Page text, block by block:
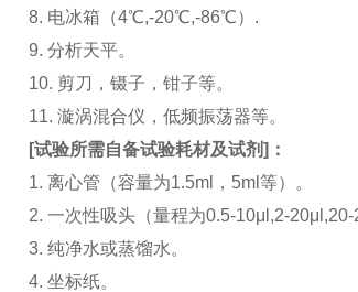
8. 电冰箱（4℃,-20℃,-86℃）.
9. 分析天平。
10. 剪刀，镊子，钳子等。
11. 漩涡混合仪，低频振荡器等。
[试验所需自备试验耗材及试剂]：
1. 离心管（容量为1.5ml，5ml等）。
2. 一次性吸头（量程为0.5-10μl,2-
3. 纯净水或蒸馏水。
4. 坐标纸。